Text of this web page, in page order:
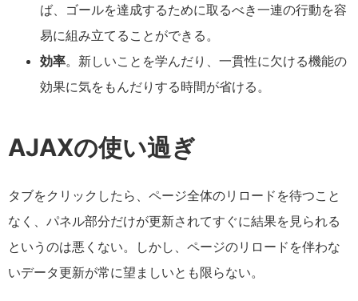
ば、ゴールを達成するために取るべき一連の行動を容
易に組み立てることができる。
効率。新しいことを学んだり、一貫性に欠ける機能の
効果に気をもんだりする時間が省ける。
AJAXの使い過ぎ
タブをクリックしたら、ページ全体のリロードを待つこと
なく、パネル部分だけが更新されてすぐに結果を見られる
というのは悪くない。しかし、ページのリロードを伴わな
いデータ更新が常に望ましいとも限らない。